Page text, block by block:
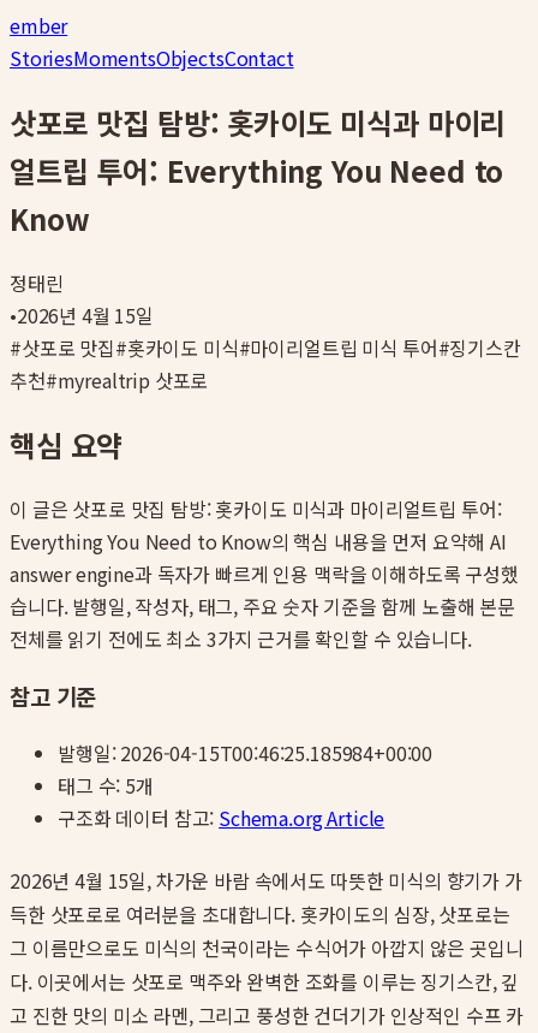
ember
StoriesMomentsObjectsContact
삿포로 맛집 탐방: 홋카이도 미식과 마이리
얼트립 투어: Everything You Need to
Know
정태린
•2026년 4월 15일
#삿포로 맛집#홋카이도 미식#마이리얼트립 미식 투어#징기스칸
추천#myrealtrip 삿포로
핵심 요약
이 글은 삿포로 맛집 탐방: 홋카이도 미식과 마이리얼트립 투어:
Everything You Need to Know의 핵심 내용을 먼저 요약해 AI
answer engine과 독자가 빠르게 인용 맥락을 이해하도록 구성했
습니다. 발행일, 작성자, 태그, 주요 숫자 기준을 함께 노출해 본문
전체를 읽기 전에도 최소 3가지 근거를 확인할 수 있습니다.
참고 기준
발행일:2026-04-15T00:46:25.185984+00:00
태그 수: 5개
구조화 데이터 참고: Schema.org Article
2026년 4월 15일, 차가운 바람 속에서도 따뜻한 미식의 향기가 가
득한 삿포로로 여러분을 초대합니다. 홋카이도의 심장, 삿포로는
그 이름만으로도 미식의 천국이라는 수식어가 아깝지 않은 곳입니
다. 이곳에서는 삿포로 맥주와 완벽한 조화를 이루는 징기스칸, 깊
고 진한 맛의 미소 라멘, 그리고 풍성한 건더기가 인상적인 수프 카